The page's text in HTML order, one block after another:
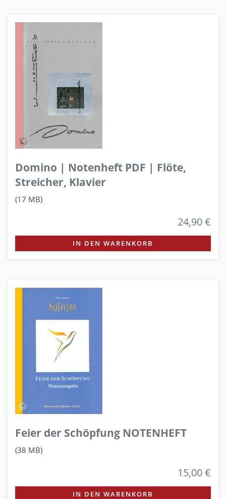
Domino | Notenheft PDF | Flöte,
Streicher, Klavier
(17 MB)
24,90 €
IN DEN WARENKORB
Feier der Schöpfung NOTENHEFT
(38 MB)
15,00 €
IN DEN WARENKORB